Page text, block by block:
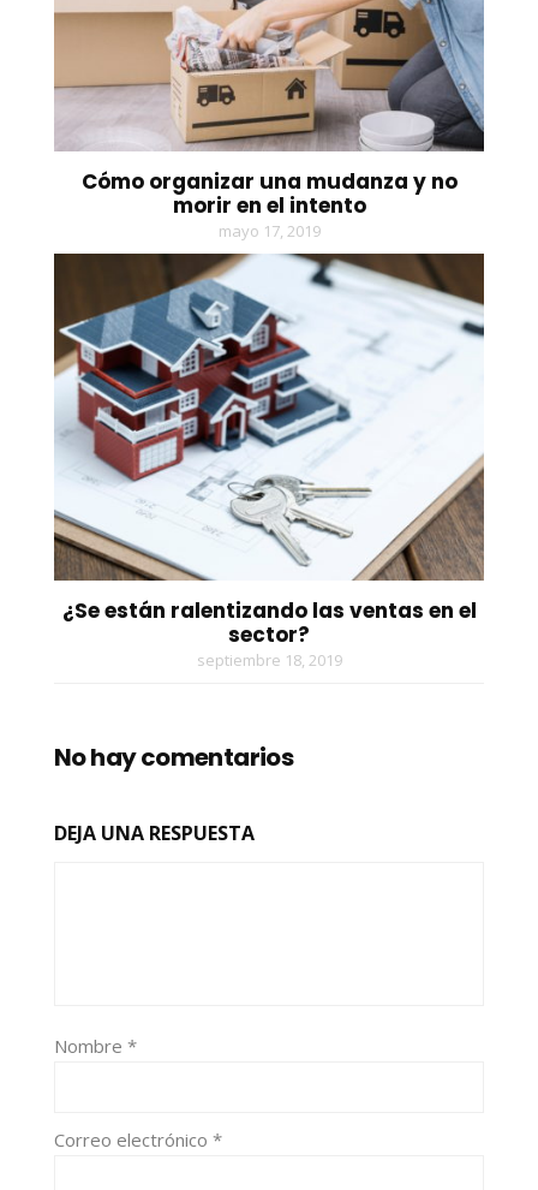
Cómo organizar una mudanza y no
morir en el intento
mayo 17, 2019
¿Se están ralentizando las ventas en el
sector?
septiembre 18, 2019
No hay comentarios
DEJA UNA RESPUESTA
Nombre *
Correo electrónico *